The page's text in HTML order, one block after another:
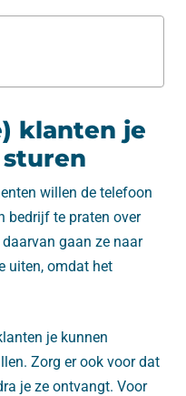
klanten je
willen de telefoon
bedrijf te praten over
gaan ze naar
uiten, omdat het
je kunnen
Zorg er ook voor dat
je ze ontvangt. Voor